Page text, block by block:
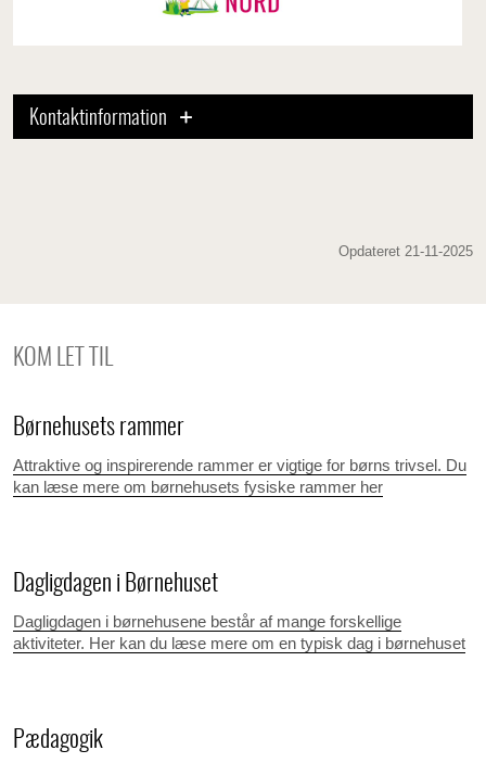
Kontaktinformation
Opdateret 21-11-2025
KOM LET TIL
Børnehusets rammer
Attraktive og inspirerende rammer er vigtige for børns trivsel. Du
kan læse mere om børnehusets fysiske rammer her
Dagligdagen i Børnehuset
Dagligdagen i børnehusene består af mange forskellige
aktiviteter. Her kan du læse mere om en typisk dag i børnehuset
Pædagogik